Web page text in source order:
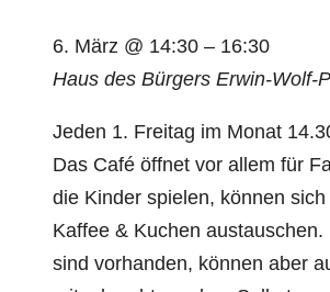
6. März @ 14:30 – 16:30
Haus des Bürgers Erwin-Wolf-
Jeden 1. Freitag im Monat
Das Café öffnet vor allem für
die Kinder spielen, können
Kaffee & Kuchen
sind vorhanden, können aber